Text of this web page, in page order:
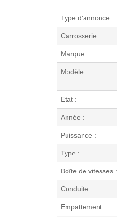
Type d'annonce :
Carrosserie :
Marque :
Modèle :
Etat :
Année :
Puissance :
Type :
Boîte de vitesses :
Conduite :
Empattement :